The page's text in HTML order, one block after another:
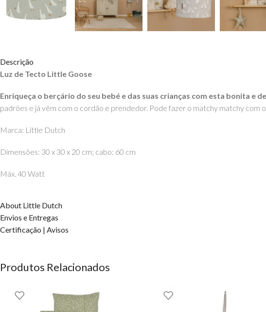
Descrição
Luz de Tecto Little Goose
Enriqueça o berçário do seu bebé e das suas crianças com esta bonita e
padrões e já vêm com o cordão e prendedor. Pode fazer o matchy matchy
Marca: Little Dutch
Dimensões: 30 x 30 x 20 cm; cabo: 60 cm
Máx. 40 Watt
Exterior: Poliéster
Interior: PVC
About Little Dutch
Envios e Entregas
Certificação | Avisos
Produtos Relacionados